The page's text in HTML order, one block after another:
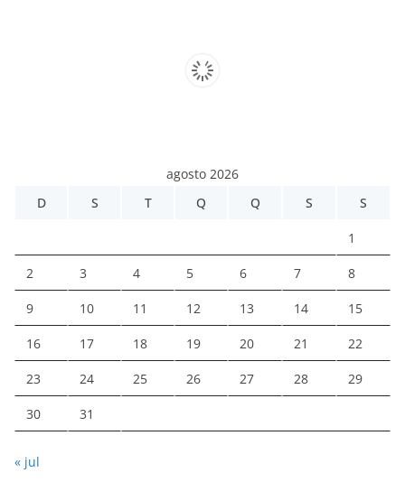
agosto 2026
D
S T Q Q S S
1
2 3 4 5 6 7 8
9 10 11 12 13 14 15
16 17 18 19 20 21 22
23 24 25 26 27 28 29
30 31
« jul